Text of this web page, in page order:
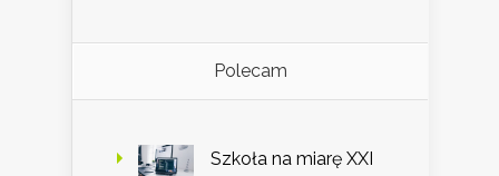
Polecam
Szkoła na miarę XXI